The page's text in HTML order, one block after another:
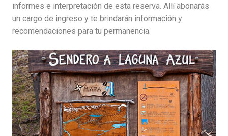
informes e interpretación de esta reserva. Allí abonarás
un cargo de ingreso y te brindarán información y
recomendaciones para tu permanencia.